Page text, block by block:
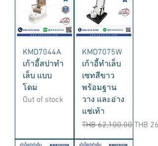
KMD7044A
เก้าอี้สปาทำ
เล็บ แบบ
โดม
Out of stock
KMD7075W
เก้าอี้ทำเล็บ
เซทสีขาว
พร้อมฐาน
วาง และอ่าง
แช่เท้า
Regular Price
THB 62,100.00 Sale
THB